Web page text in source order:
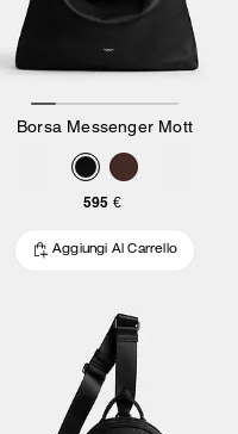
Borsa Messenger Mott
595 €
Aggiungi Al Carrello